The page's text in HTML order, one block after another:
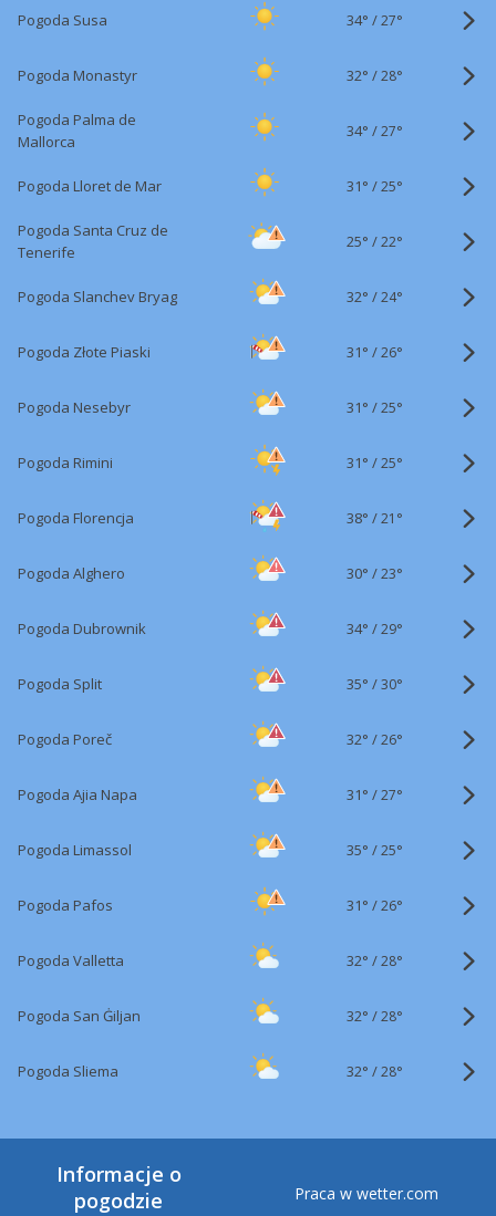
Pogoda Susa 34° /27°
Pogoda Monastyr 32° /28°
Pogoda Palma de
Mallorca
34° /27°
Pogoda Lloret de Mar 31° /25°
Pogoda Santa Cruz de
Tenerife
25° /22°
Pogoda Slanchev Bryag 32° /24°
Pogoda Złote Piaski 31° /26°
Pogoda Nesebyr 31° /25°
Pogoda Rimini 31° /25°
Pogoda Florencja 38° /21°
Pogoda Alghero 30° /23°
Pogoda Dubrownik 34° /29°
Pogoda Split 35° /30°
Pogoda Poreč 32° /26°
Pogoda Ajia Napa 31° /27°
Pogoda Limassol 35° /25°
Pogoda Pafos 31° /26°
Pogoda Valletta 32° /28°
Pogoda San Ġiljan 32° /28°
Pogoda Sliema 32° /28°
Informacje o
pogodzie
Praca w wetter.com